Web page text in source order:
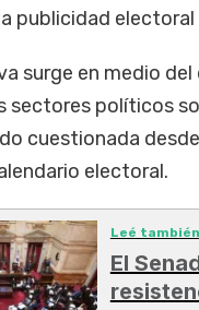
publicidad
surge en medio
sectores políticos
cuestionada
electoral.
Leé
El